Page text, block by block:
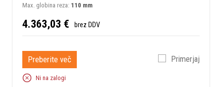
Max. globina reza: 110 mm
4.363,03 € brez DDV
Preberite več Primerjaj
Ni na zalogi